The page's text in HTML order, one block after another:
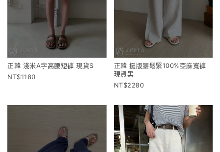
正韓 淺米A字高腰短褲 現貨S
1180
正韓 挺版腰鬆緊100%亞麻寬褲
現貨黑
2280